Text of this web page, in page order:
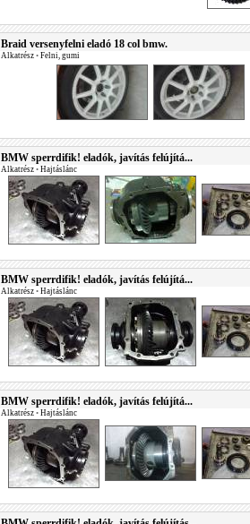
Braid versenyfelni eladó 18 col bmw.
Alkatrész • Felni, gumi
BMW sperrdifik! eladók, javítás felújítá...
Alkatrész • Hajtáslánc
BMW sperrdifik! eladók, javítás felújítá...
Alkatrész • Hajtáslánc
BMW sperrdifik! eladók, javítás felújítá...
Alkatrész • Hajtáslánc